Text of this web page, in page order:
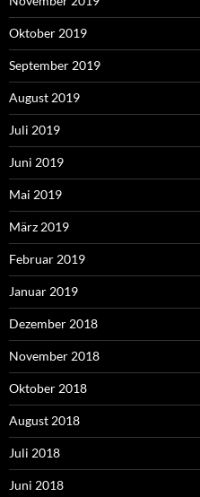
Oktober 2019
September 2019
August 2019
Juli 2019
Juni 2019
Mai 2019
März 2019
Februar 2019
Januar 2019
Dezember 2018
November 2018
Oktober 2018
August 2018
Juli 2018
Juni 2018